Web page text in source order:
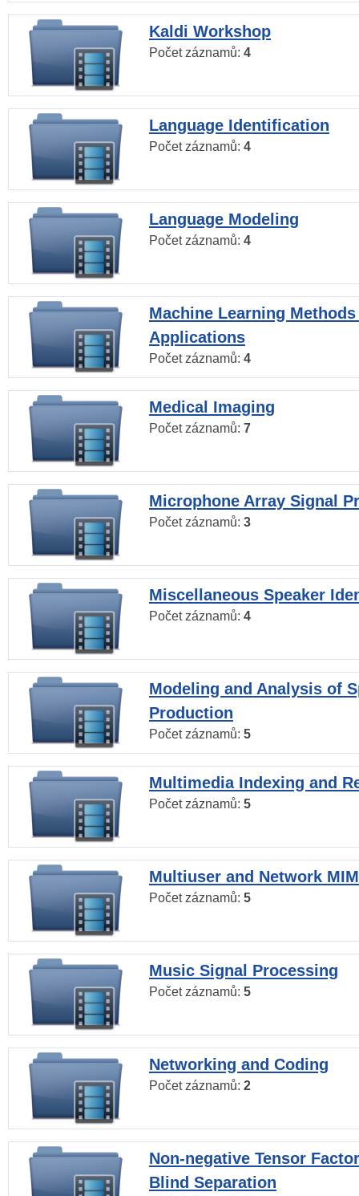
Kaldi Workshop
Počet záznamů: 4
Language Identification
Počet záznamů: 4
Language Modeling
Počet záznamů: 4
Machine Learning
Applications
Počet záznamů: 4
Medical Imaging
Počet záznamů: 7
Microphone Array Signal
Počet záznamů: 3
Miscellaneous Speaker
Počet záznamů: 4
Modeling and Analysis of
Production
Počet záznamů: 5
Multimedia Indexing and
Počet záznamů: 5
Multiuser and Network
Počet záznamů: 5
Music Signal Processing
Počet záznamů: 5
Networking and Coding
Počet záznamů: 2
Non-negative Tensor
Blind Separation